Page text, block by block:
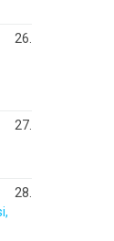
26.
27.
28.